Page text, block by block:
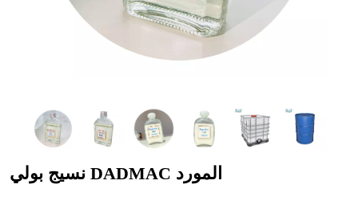
نسيج بولي DADMAC المورد